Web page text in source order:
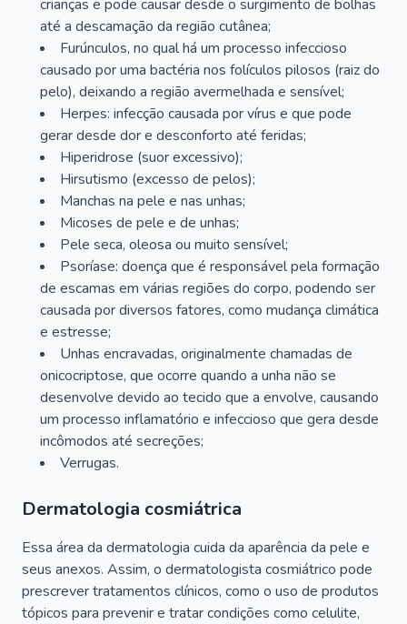
crianças e pode causar desde o surgimento de bolhas
até a descamação da região cutânea;
Furúnculos, no qual há um processo infeccioso
causado por uma bactéria nos folículos pilosos (raiz do
pelo), deixando a região avermelhada e sensível;
Herpes: infecção causada por vírus e que pode
gerar desde dor e desconforto até feridas;
Hiperidrose (suor excessivo);
Hirsutismo (excesso de pelos);
Manchas na pele e nas unhas;
Micoses de pele e de unhas;
Pele seca, oleosa ou muito sensível;
Psoríase: doença que é responsável pela formação
de escamas em várias regiões do corpo, podendo ser
causada por diversos fatores, como mudança climática
e estresse;
Unhas encravadas, originalmente chamadas de
onicocriptose, que ocorre quando a unha não se
desenvolve devido ao tecido que a envolve, causando
um processo inflamatório e infeccioso que gera desde
incômodos até secreções;
Verrugas.
Dermatologia cosmiátrica
Essa área da dermatologia cuida da aparência da pele e
seus anexos. Assim, o dermatologista cosmiátrico pode
prescrever tratamentos clínicos, como o uso de produtos
tópicos para prevenir e tratar condições como celulite,